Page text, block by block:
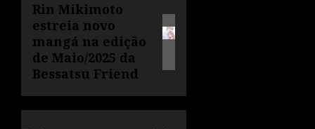
Rin Mikimoto
estreia novo
mangá na edição
de Maio/2025 da
Bessatsu Friend